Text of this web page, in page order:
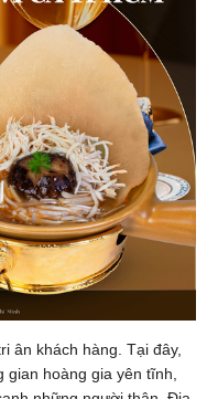
ân khách hàng. Tại đây,
hoàng gia yên tĩnh,